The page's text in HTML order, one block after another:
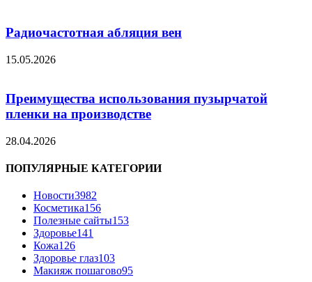
Радиочастотная абляция вен
15.05.2026
Преимущества использования пузырчатой
пленки на производстве
28.04.2026
ПОПУЛЯРНЫЕ КАТЕГОРИИ
Новости3982
Косметика156
Полезные сайты153
Здоровье141
Кожа126
Здоровье глаз103
Макияж пошагово95